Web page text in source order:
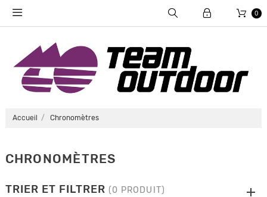
0
Accueil Chronomètres
CHRONOMÈTRES
TRIER ET FILTRER (0 PRODUIT)